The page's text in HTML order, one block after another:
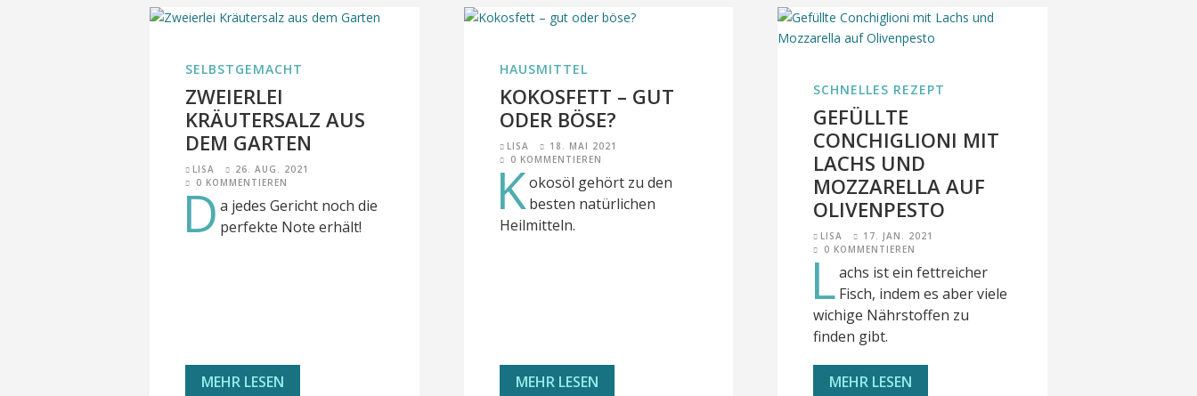
SELBSTGEMACHT
ZWEIERLEI
KRÄUTERSALZ AUS
DEM GARTEN
LISA
26. AUG. 2021
0 KOMMENTIEREN
D a jedes Gericht noch die
perfekte Note erhält!
MEHR LESEN
HAUSMITTEL
KOKOSFETT – GUT
ODER BÖSE?
LISA
18. MAI 2021
0 KOMMENTIEREN
Kokosöl gehört zu den
besten natürlichen
Heilmitteln.
MEHR LESEN
SCHNELLES REZEPT
GEFÜLLTE
CONCHIGLIONI MIT
LACHS UND
MOZZARELLA AUF
OLIVENPESTO
LISA
17. JAN. 2021
0 KOMMENTIEREN
Lachs ist ein fettreicher
Fisch, indem es aber viele
wichige Nährstoffen zu
finden gibt.
MEHR LESEN